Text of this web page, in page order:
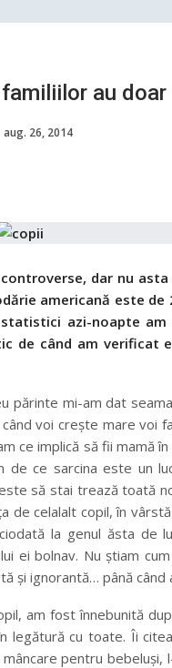
au
aug. 26, 2014
dar nu
americană este de
azi-noapte
de când am verificat
părinte mi-am dat
voi creşte mare voi
ce implică să fii mamă
de ce sarcina este un
să stai trează toată
de celalalt copil, în
la genul ăsta
ei bolnav. Nu ştiam
şi ignorantă… până
am fost înnebunită
legătură cu toate. Îi
pentru